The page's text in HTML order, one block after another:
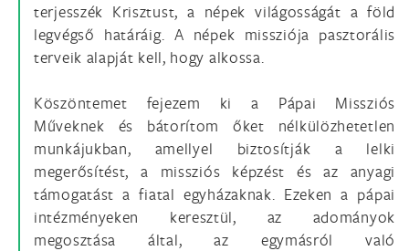
terjesszék Krisztust, a népek világosságát a föld
legvégső határáig. A népek missziója pasztorális
terveik alapját kell, hogy alkossa.
Köszöntemet fejezem ki a Pápai Missziós
Műveknek és bátorítom őket nélkülözhetetlen
munkájukban, amellyel biztosítják a lelki
megerősítést, a missziós képzést és az anyagi
támogatást a fiatal egyházaknak. Ezeken a pápai
intézményeken keresztül, az adományok
megosztása által, az egymásról való